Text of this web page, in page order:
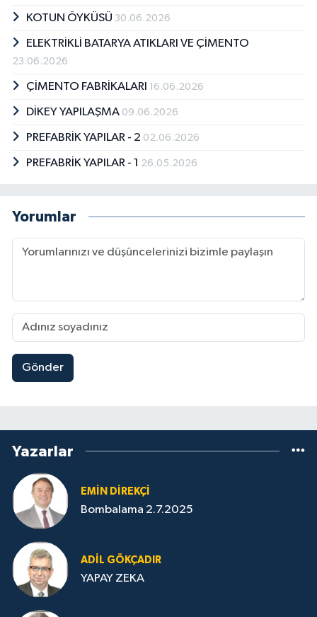
KOTUN ÖYKÜSÜ 30.06.2026
ELEKTRİKLİ BATARYA ATIKLARI VE ÇİMENTO
23.06.2026
ÇİMENTO FABRİKALARI 16.06.2026
DİKEY YAPILAŞMA 09.06.2026
PREFABRİK YAPILAR - 2 02.06.2026
PREFABRİK YAPILAR - 1 26.05.2026
Yorumlar
Gönder
Yazarlar
EMIN DIREKÇI
Bombalama 2.7.2025
ADIL GÖKÇADIR
YAPAY ZEKA